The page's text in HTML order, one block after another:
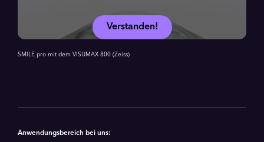
Verstanden!
SMILE pro mit dem VISUMAX 800 (Zeiss)
Anwendungsbereich bei uns: